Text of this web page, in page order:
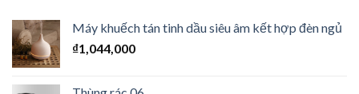
Máy khuếch tán tinh dầu siêu âm kết hợp đèn ngủ
₫1,044,000